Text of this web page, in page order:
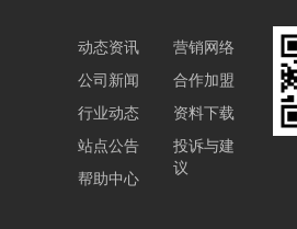
动态资讯
公司新闻
行业动态
站点公告
帮助中心
营销网络
合作加盟
资料下载
投诉与建
议